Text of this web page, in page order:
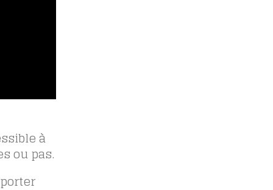
à
ou pas.